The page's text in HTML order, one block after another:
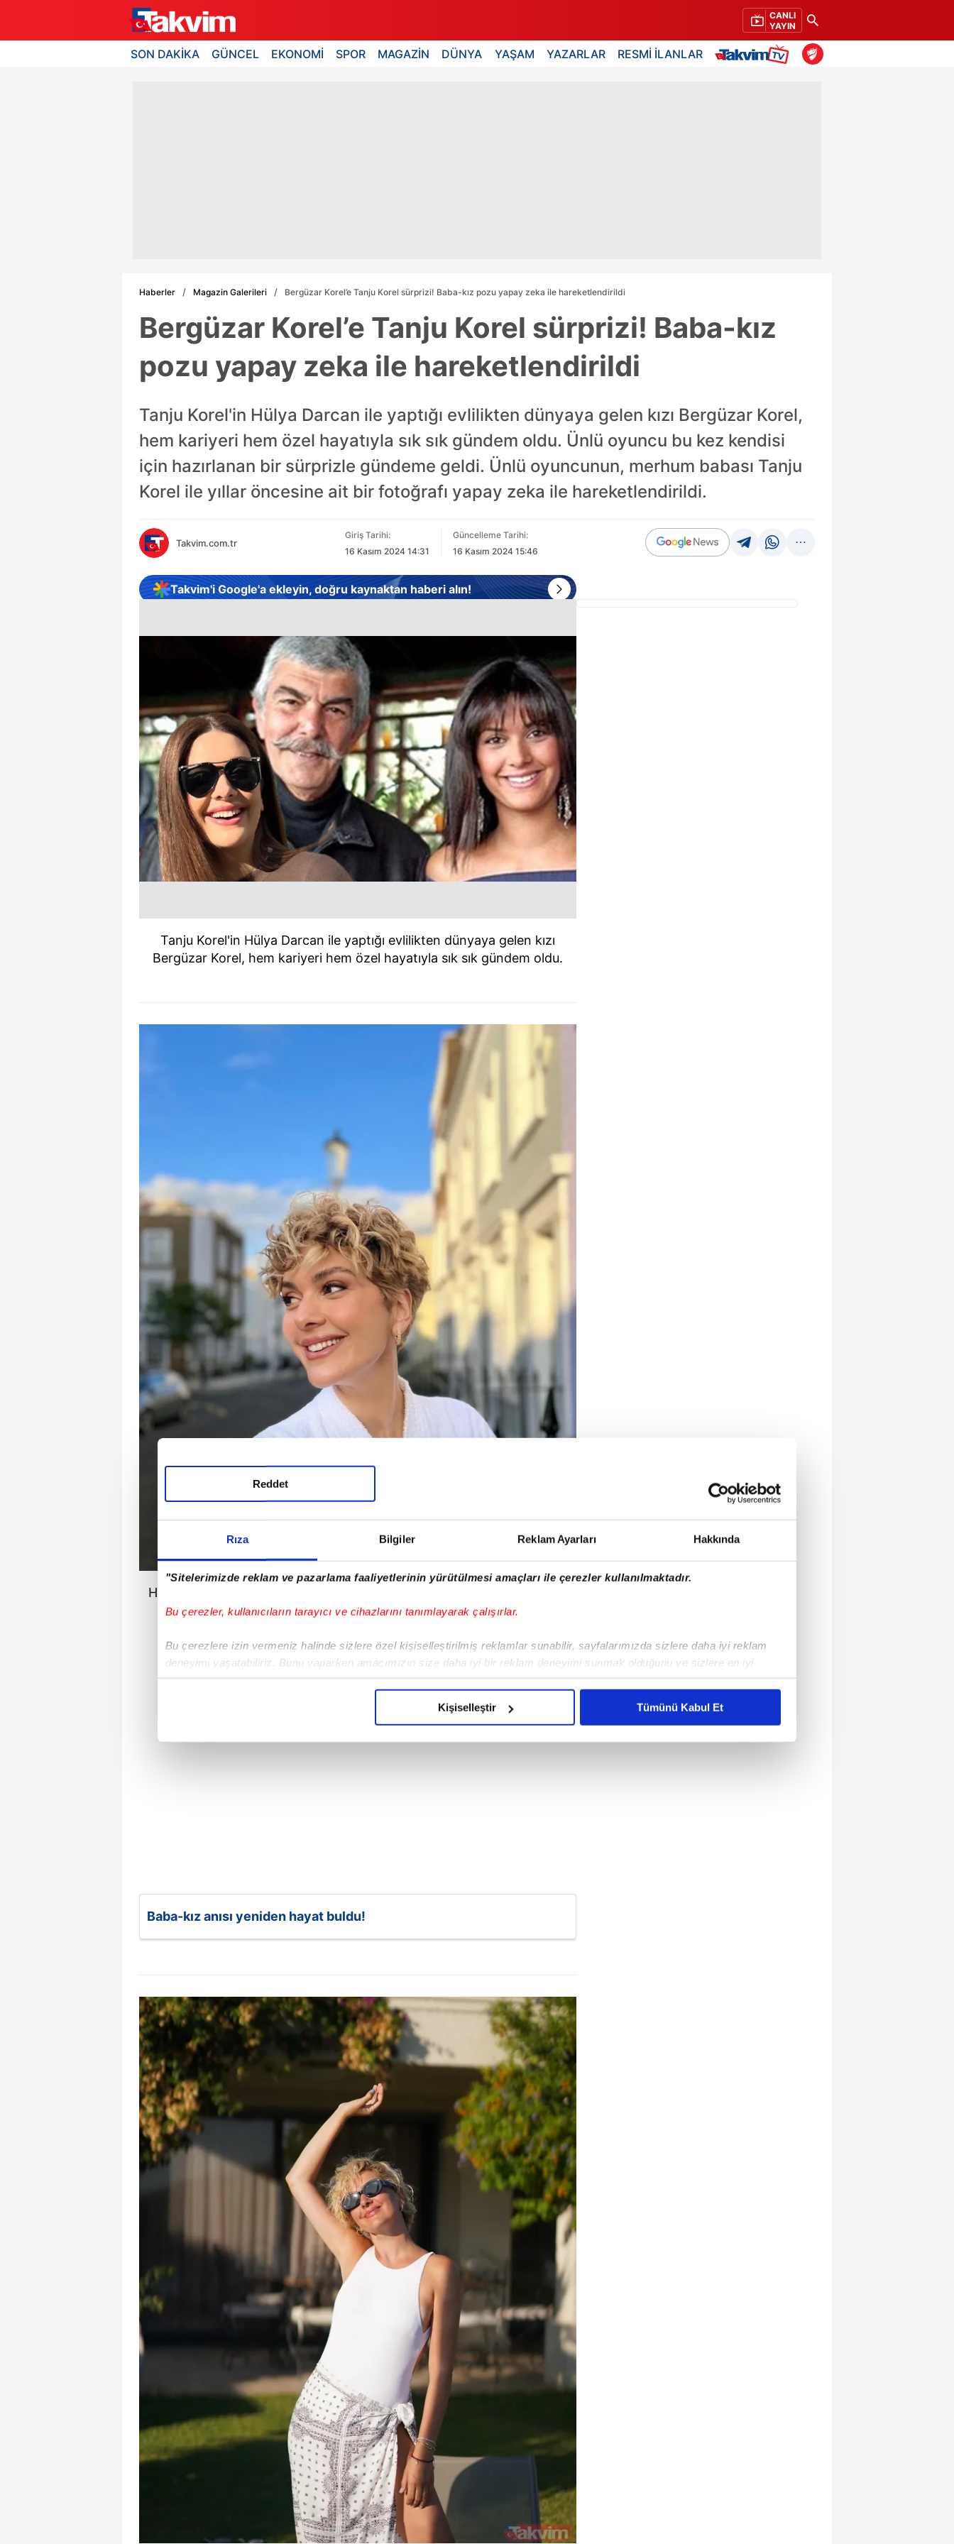
Rıza Bilgiler Reklam Ayarları Hakkında
"Sitelerimizde reklam ve pazarlama faaliyetlerinin yürütülmesi amaçları ile çerezler kullanılmaktadır.
Bu çerezler, kullanıcıların tarayıcı ve cihazlarını tanımlayarak çalışırlar.
Bu çerezlere izin vermeniz halinde sizlere özel kişiselleştirilmiş reklamlar sunabilir, sayfalarımızda sizlere daha iyi reklam
deneyimi yaşatabiliriz. Bunu yaparken amacımızın size daha iyi bir reklam deneyimi sunmak olduğunu ve sizlere en iyi
içerikleri sunabilmek adına elimizden gelen çabayı gösterdiğimizi ve bu noktada, reklamların maliyetlerimizi karşılamak
mevzuata uygun olarak kullanılan çerezlerle ilgili bilgi almak için lütfen
Reddet
Kişiselleştir Tümünü Kabul Et
CANLI
YAYIN
SON DAKİKA GÜNCEL EKONOMİ SPOR MAGAZİN DÜNYA YAŞAM YAZARLAR RESMİ İLANLAR
Haberler Magazin Galerileri Bergüzar Korel’e Tanju Korel sürprizi! Baba-kız pozu yapay zeka ile hareketlendirildi
Bergüzar Korel’e Tanju Korel sürprizi! Baba-kız
pozu yapay zeka ile hareketlendirildi
Tanju Korel'in Hülya Darcan ile yaptığı evlilikten dünyaya gelen kızı Bergüzar Korel,
hem kariyeri hem özel hayatıyla sık sık gündem oldu. Ünlü oyuncu bu kez kendisi
için hazırlanan bir sürprizle gündeme geldi. Ünlü oyuncunun, merhum babası Tanju
Korel ile yıllar öncesine ait bir fotoğrafı yapay zeka ile hareketlendirildi.
Takvim.com.tr
Giriş Tarihi:
16 Kasım 2024 14:31
Güncelleme Tarihi:
16 Kasım 2024 15:46
Takvim'i Google'a ekleyin, doğru kaynaktan haberi alın!
Tanju Korel'in Hülya Darcan ile yaptığı evlilikten dünyaya gelen kızı
Bergüzar Korel, hem kariyeri hem özel hayatıyla sık sık gündem oldu.
Halit Ergenç ile mutlu bir evlilik sürdüren üç çocuk annesi Korel, bu kez
kendisi için hazırlanan bir sürprizle gündeme geldi.
Baba-kız anısı yeniden hayat buldu!